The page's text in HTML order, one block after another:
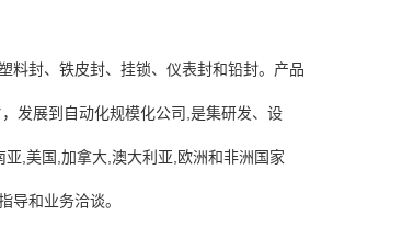
料封、铁皮封、挂锁、仪表封和铅封。产品
发展到自动化规模化公司,是集研发、设
,美国,加拿大,澳大利亚,欧洲和非洲国家
导和业务洽谈。